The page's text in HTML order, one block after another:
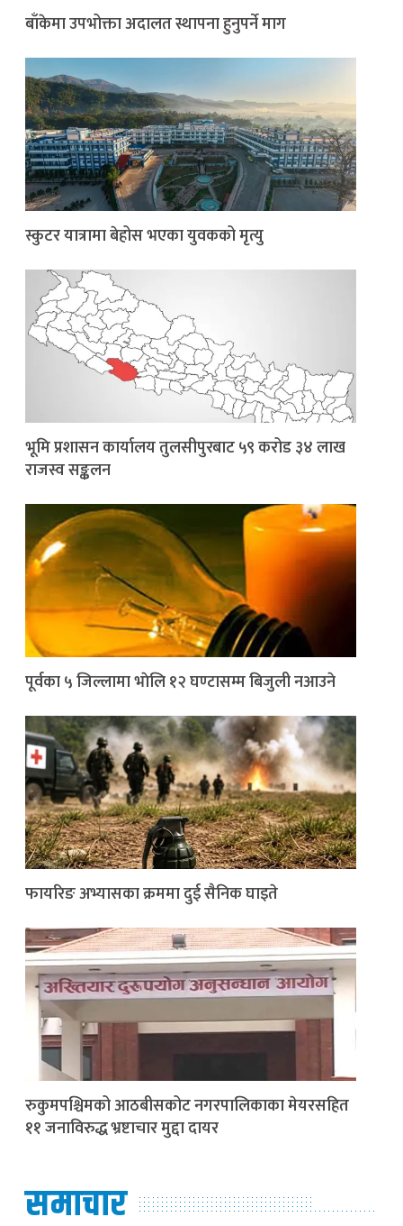
बाँकेमा उपभोक्ता अदालत स्थापना हुनुपर्ने माग
स्कुटर यात्रामा बेहोस भएका युवकको मृत्यु
भूमि प्रशासन कार्यालय तुलसीपुरबाट ५९ करोड ३४ लाख
राजस्व सङ्कलन
पूर्वका ५ जिल्लामा भाेलि १२ घण्टासम्म बिजुली नआउने
फायरिङ अभ्यासका क्रममा दुई सैनिक घाइते
रुकुमपश्चिमको आठबीसकोट नगरपालिकाका मेयरसहित
११ जनाविरुद्ध भ्रष्टाचार मुद्दा दायर
समाचार